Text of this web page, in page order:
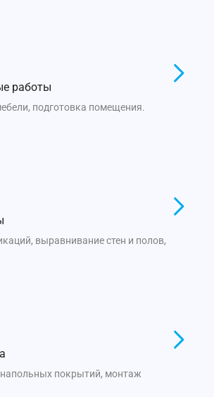
работы
подготовка помещения.
выравнивание стен и полов,
покрытий, монтаж